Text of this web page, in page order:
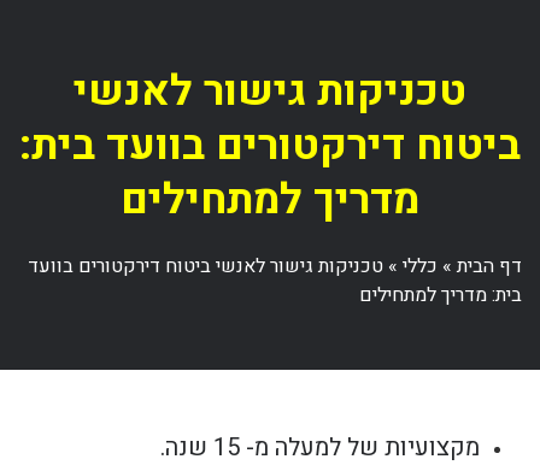
טכניקות גישור לאנשי
ביטוח דירקטורים בוועד בית:
מדריך למתחילים
דף הבית» כללי» טכניקות גישור לאנשי ביטוח דירקטורים בוועד
בית: מדריך למתחילים
מקצועיות של למעלה מ- 15 שנה.